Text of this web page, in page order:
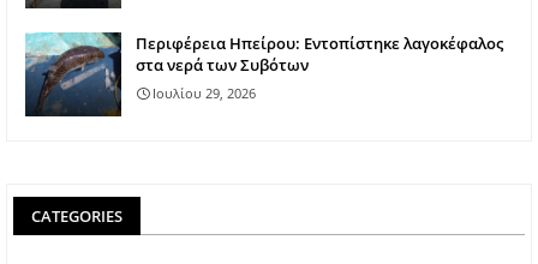
Περιφέρεια Ηπείρου: Εντοπίστηκε λαγοκέφαλος
στα νερά των Συβότων
Ιουλίου 29, 2026
CATEGORIES